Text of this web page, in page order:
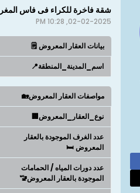
شقة فاخرة للكراء فى فاس
02-02-2025, 10:28 PM
بيانات العقار المعروض 🗒️
اسم_المدينة_المنطقة📍
مواصفات العقار المعروض🏡
نوع_العقار_المعروض🏢
عدد الغرف الموجودة بالعقار
المعروض 🛏️
عدد دورات المياه / الحمامات
الموجودة بالعقار المعروض🚾